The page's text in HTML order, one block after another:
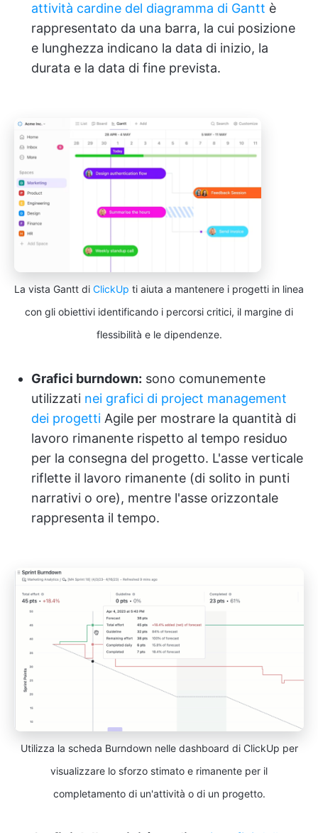
attività cardine del diagramma di Gantt è
rappresentato da una barra, la cui posizione
e lunghezza indicano la data di inizio, la
durata e la data di fine prevista.
La vista Gantt di ClickUp ti aiuta a mantenere i progetti in linea
con gli obiettivi identificando i percorsi critici, il margine di
flessibilità e le dipendenze.
Grafici burndown: sono comunemente
utilizzati nei grafici di project management
dei progetti Agile per mostrare la quantità di
lavoro rimanente rispetto al tempo residuo
per la consegna del progetto. L'asse verticale
riflette il lavoro rimanente (di solito in punti
narrativi o ore), mentre l'asse orizzontale
rappresenta il tempo.
Utilizza la scheda Burndown nelle dashboard di ClickUp per
visualizzare lo sforzo stimato e rimanente per il
completamento di un'attività o di un progetto.